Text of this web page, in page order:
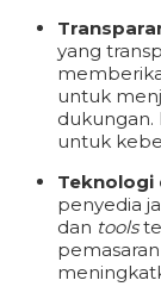
yang
untuk
dukungan.
untuk
Teknologi
penyedia
dan tools